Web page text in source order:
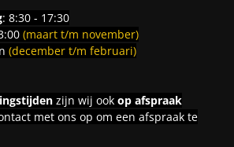
: 8:30 - 17:30
(maart t/m november)
(december t/m februari)
zijn wij ook op afspraak
met ons op om een afspraak te